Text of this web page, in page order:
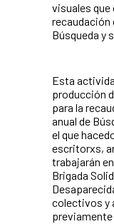
visuales
recaudación
Búsqueda y
Esta
producción
para la
anual de
el que
escritorxs,
trabajarán
Brigada
colectivos y